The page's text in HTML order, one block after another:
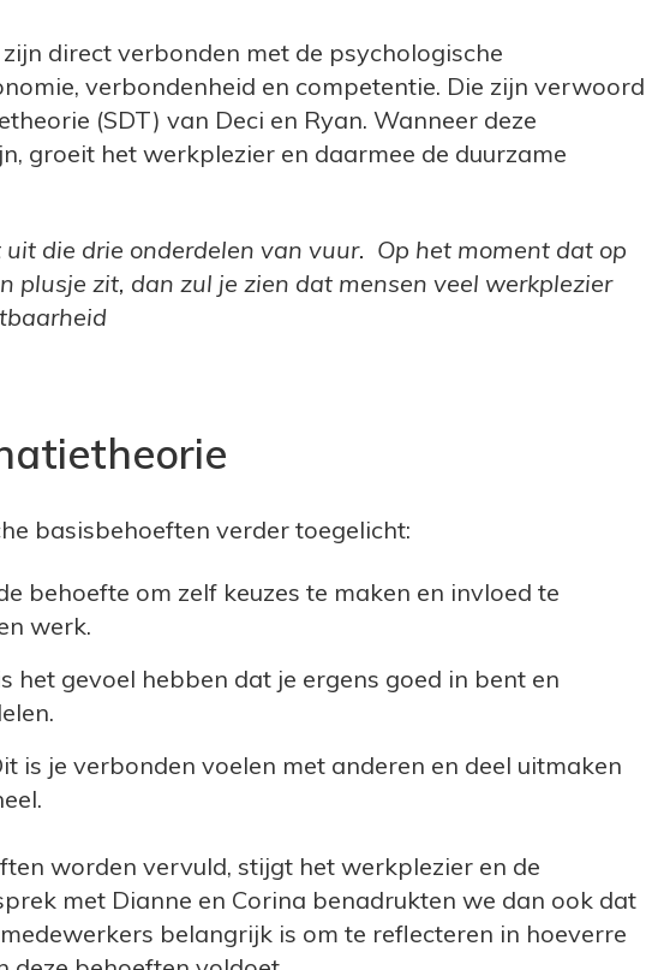
direct verbonden met de psychologische
verbondenheid en competentie. Die zijn verwoord
(SDT) van Deci en Ryan. Wanneer deze
groeit het werkplezier en daarmee de duurzame
uit die drie onderdelen van vuur. Op het moment dat op
plusje zit, dan zul je zien dat mensen veel werkplezier
basisbehoeften verder toegelicht:
behoefte om zelf keuzes te maken en invloed te
werk.
het gevoel hebben dat je ergens goed in bent en
is je verbonden voelen met anderen en deel uitmaken
worden vervuld, stijgt het werkplezier en de
met Dianne en Corina benadrukten we dan ook dat
belangrijk is om te reflecteren in hoeverre